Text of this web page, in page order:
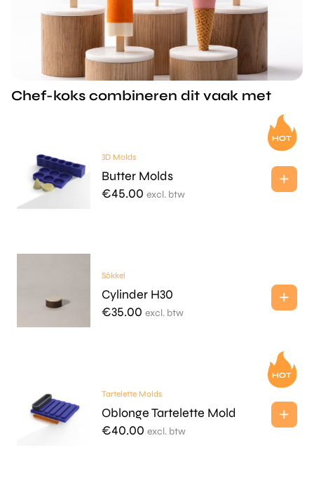
Chef-koks combineren dit vaak met
3D Molds
Butter Molds
€45.00 excl. btw
Sōkkel
Cylinder H30
€35.00 excl. btw
Tartelette Molds
Oblonge Tartelette Mold
€40.00 excl. btw